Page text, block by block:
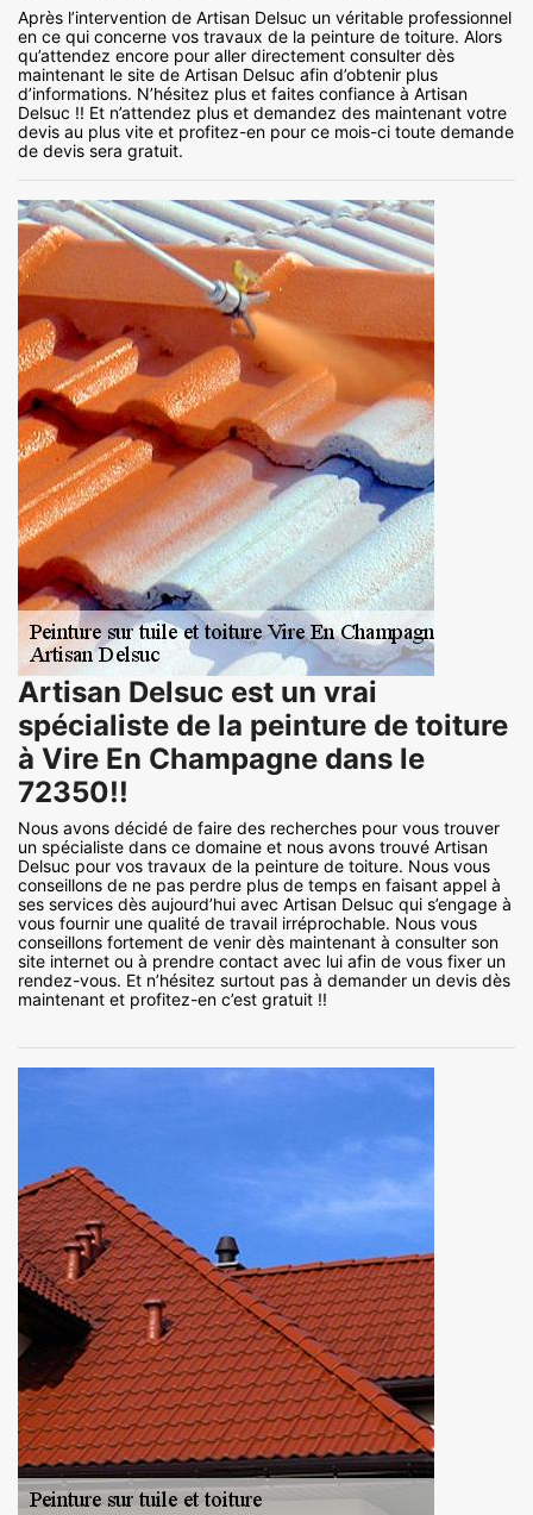
Après l’intervention de Artisan Delsuc un véritable professionnel
en ce qui concerne vos travaux de la peinture de toiture. Alors
qu’attendez encore pour aller directement consulter dès
maintenant le site de Artisan Delsuc afin d’obtenir plus
d’informations. N’hésitez plus et faites confiance à Artisan
Delsuc !! Et n’attendez plus et demandez des maintenant votre
devis au plus vite et profitez-en pour ce mois-ci toute demande
de devis sera gratuit.
Artisan Delsuc est un vrai
spécialiste de la peinture de toiture
à Vire En Champagne dans le
72350!!
Nous avons décidé de faire des recherches pour vous trouver
un spécialiste dans ce domaine et nous avons trouvé Artisan
Delsuc pour vos travaux de la peinture de toiture. Nous vous
conseillons de ne pas perdre plus de temps en faisant appel à
ses services dès aujourd’hui avec Artisan Delsuc qui s’engage à
vous fournir une qualité de travail irréprochable. Nous vous
conseillons fortement de venir dès maintenant à consulter son
site internet ou à prendre contact avec lui afin de vous fixer un
rendez-vous. Et n’hésitez surtout pas à demander un devis dès
maintenant et profitez-en c’est gratuit !!